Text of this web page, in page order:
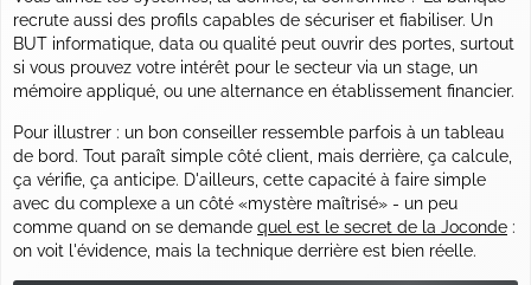
recrute aussi des profils capables de sécuriser et fiabiliser. Un
BUT informatique, data ou qualité peut ouvrir des portes, surtout
si vous prouvez votre intérêt pour le secteur via un stage, un
mémoire appliqué, ou une alternance en établissement financier.
Pour illustrer : un bon conseiller ressemble parfois à un tableau
de bord. Tout paraît simple côté client, mais derrière, ça calcule,
ça vérifie, ça anticipe. D'ailleurs, cette capacité à faire simple
avec du complexe a un côté «mystère maîtrisé» - un peu
comme quand on se demande quel est le secret de la Joconde :
on voit l'évidence, mais la technique derrière est bien réelle.